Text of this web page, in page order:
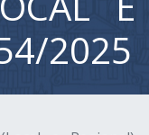
2025